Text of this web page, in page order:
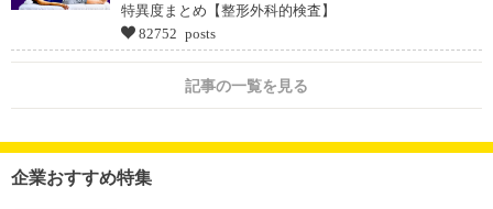
特異度まとめ【整形外科的検査】
82752 posts
記事の一覧を見る
企業おすすめ特集